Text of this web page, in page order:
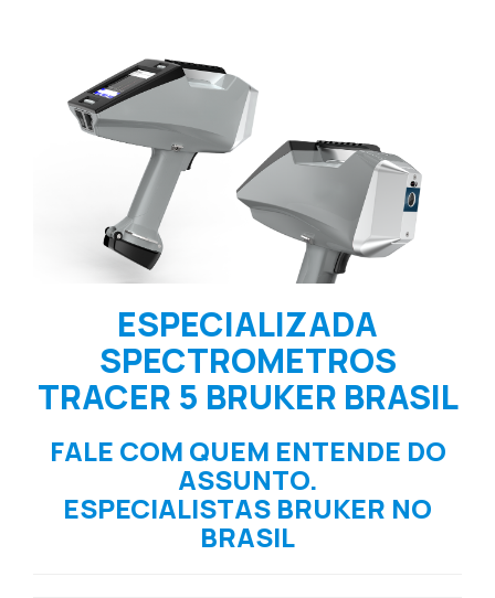
ESPECIALIZADA
SPECTROMETROS
TRACER 5 BRUKER BRASIL
FALE COM QUEM ENTENDE DO
ASSUNTO.
ESPECIALISTAS BRUKER NO
BRASIL